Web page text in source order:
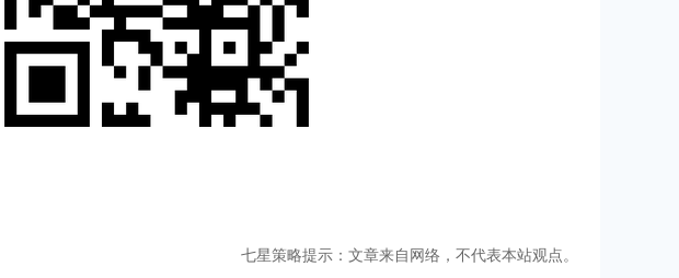
七星策略提示：文章来自网络，不代表本站观点。